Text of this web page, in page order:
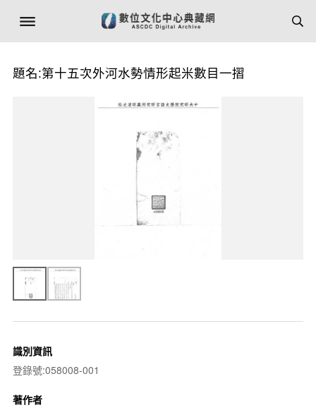
題名:第十五次外河水勢情形起米數目一摺
識別資訊
登錄號:058008-001
著作者